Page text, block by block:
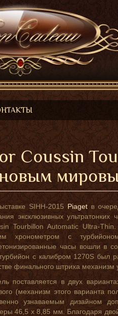
Coussin
SIHH-2015Piagetв
эксклюзивных
Tourbillon Automatic Ultra-
хронометром с
часы вошли в
с калибром 1270S был
финального штриха
поставляется в двух
(механизм этого варианта
узнаваемым дизайном
46,5 х 8,85 мм. Благодаря